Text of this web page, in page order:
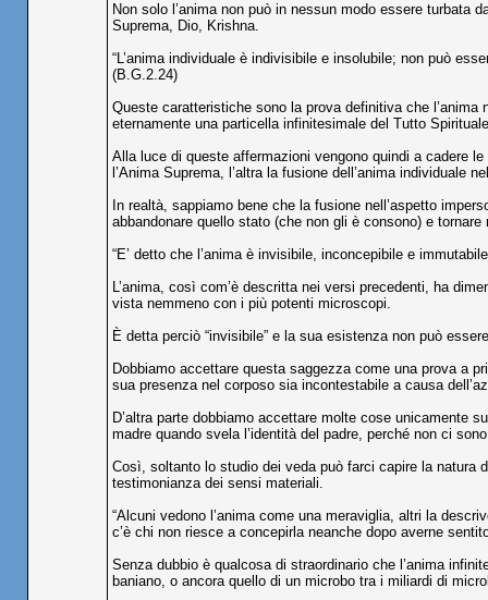
Non solo l’anima non può in nessun modo essere turbata
Suprema, Dio, Krishna.
“L’anima individuale è indivisibile e insolubile; non può
(B.G.2.24)
Queste caratteristiche sono la prova definitiva che
eternamente una particella infinitesimale del Tutto
Alla luce di queste affermazioni vengono quindi a cadere
l’Anima Suprema, l’altra la fusione dell’anima individuale
In realtà, sappiamo bene che la fusione nell’aspetto
abbandonare quello stato (che non gli è consono) e tornare
“E’ detto che l’anima è invisibile, inconcepibile e
L’anima, così com’è descritta nei versi precedenti, ha
vista nemmeno con i più potenti microscopi.
È detta perciò “invisibile” e la sua esistenza non può
Dobbiamo accettare questa saggezza come una prova a
sua presenza nel corposo sia incontestabile a causa
D’altra parte dobbiamo accettare molte cose unicamente
madre quando svela l’identità del padre, perché non ci
Così, soltanto lo studio dei veda può farci capire la natura
testimonianza dei sensi materiali.
“Alcuni vedono l’anima come una meraviglia, altri la
c’è chi non riesce a concepirla neanche dopo averne
Senza dubbio è qualcosa di straordinario che l’anima
baniano, o ancora quello di un microbo tra i miliardi di